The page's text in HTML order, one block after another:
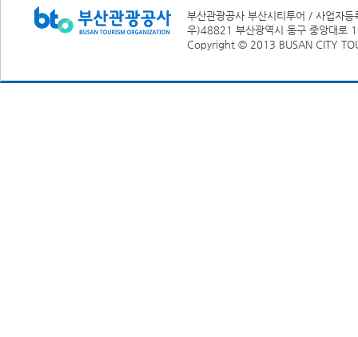
부산관광공사 부산시티투어 / 사업자
우)48821 부산광역시 동구 중앙대로
Copyright © 2013 BUSAN CITY